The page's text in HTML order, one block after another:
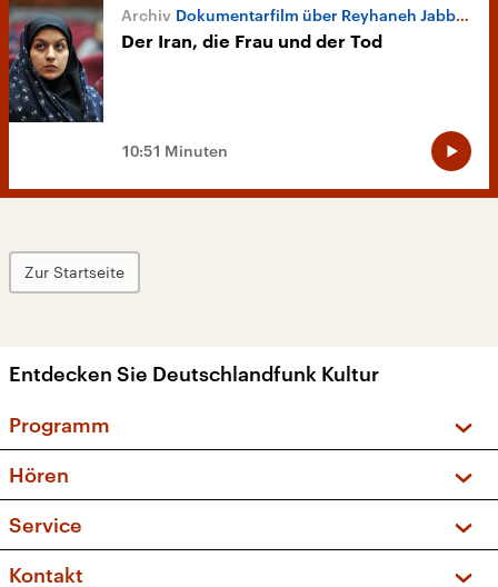
Dokumentarfilm über Reyhaneh Jabbari
Der Iran, die Frau und der Tod
10:51 Minuten
Zur Startseite
Entdecken Sie Deutschlandfunk Kultur
Programm
Sendungen und Podcasts
Musikliste
Kakadu – Das Kinderprogramm
Hören
Frequenzen (UKW + DAB+)
Service
FAQ
Kontakt